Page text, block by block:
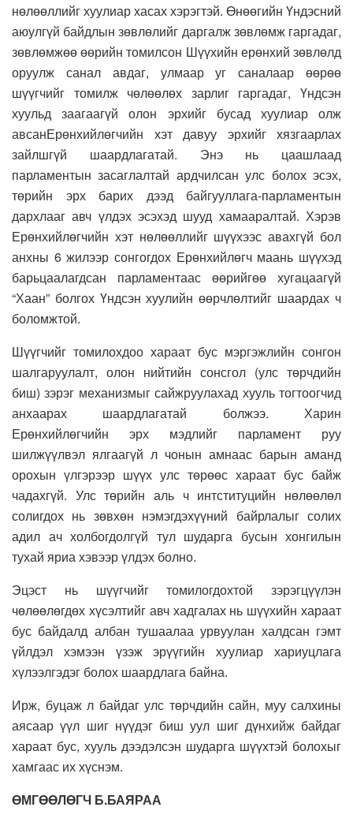
нөлөөллийг хуулиар хасах хэрэгтэй. Өнөөгийн Үндэсний
аюулгүй байдлын зөвлөлийг даргалж зөвлөмж гаргадаг,
зөвлөмжөө өөрийн томилсон Шүүхийн ерөнхий зөвлөлд
оруулж санал авдаг, улмаар уг саналаар өөрөө
шүүгчийг томилж чөлөөлөх зарлиг гаргадаг, Үндсэн
хуульд заагаагүй олон эрхийг бусад хуулиар олж
авсанЕрөнхийлөгчийн хэт давуу эрхийг хязгаарлах
зайлшгүй шаардлагатай. Энэ нь цаашлаад
парламентын засаглалтай ардчилсан улс болох эсэх,
төрийн эрх барих дээд байгууллага-парламентын
дархлааг авч үлдэх эсэхэд шууд хамааралтай. Хэрэв
Ерөнхийлөгчийн хэт нөлөөллийг шүүхээс авахгүй бол
анхны 6 жилээр сонгогдох Ерөнхийлөгч маань шүүхэд
барьцаалагдсан парламентаас өөрийгөө хугацаагүй
“Хаан” болгох Үндсэн хуулийн өөрчлөлтийг шаардах ч
боломжтой.
Шүүгчийг томилохдоо хараат бус мэргэжлийн сонгон
шалгаруулалт, олон нийтийн сонсгол (улс төрчдийн
биш) зэрэг механизмыг сайжруулахад хууль тогтоогчид
анхаарах шаардлагатай болжээ. Харин
Ерөнхийлөгчийн эрх мэдлийг парламент руу
шилжүүлвэл ялгаагүй л чонын амнаас барын аманд
орохын үлгэрээр шүүх улс төрөөс хараат бус байж
чадахгүй. Улс төрийн аль ч интституцийн нөлөөлөл
солигдох нь зөвхөн нэмэгдэхүүний байрлалыг солих
адил ач холбогдолгүй тул шударга бусын хонгилын
тухай яриа хэвээр үлдэх болно.
Эцэст нь шүүгчийг томилогдохтой зэрэгцүүлэн
чөлөөлөгдөх хүсэлтийг авч хадгалах нь шүүхийн хараат
бус байдалд албан тушаалаа урвуулан халдсан гэмт
үйлдэл хэмээн үзэж эрүүгийн хуулиар хариуцлага
хүлээлгэдэг болох шаардлага байна.
Ирж, буцаж л байдаг улс төрчдийн сайн, муу салхины
аясаар үүл шиг нүүдэг биш уул шиг дүнхийж байдаг
хараат бус, хууль дээдэлсэн шударга шүүхтэй болохыг
хамгаас их хүснэм.
ӨМГӨӨЛӨГЧ Б.БАЯРАА